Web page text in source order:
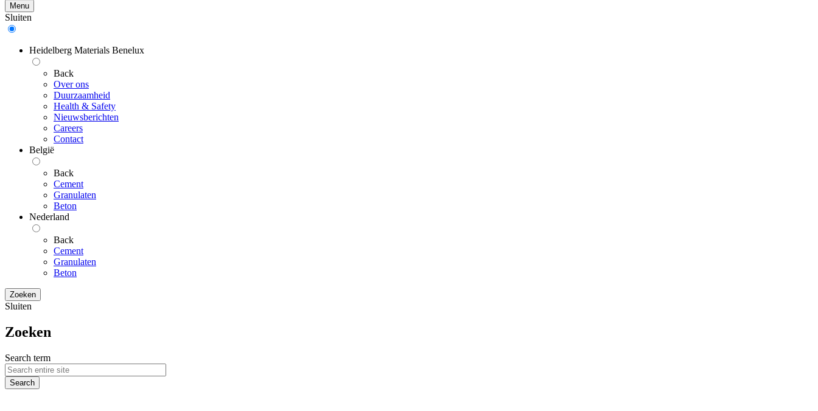
Menu
Sluiten
Heidelberg Materials Benelux
Back
Over ons
Duurzaamheid
Health & Safety
Nieuwsberichten
Careers
Contact
België
Back
Cement
Granulaten
Beton
Nederland
Back
Cement
Granulaten
Beton
Zoeken
Sluiten
Zoeken
Search term